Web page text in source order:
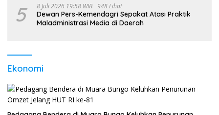
5 8 Juli 2026 19:58 WIB 948 Lihat
Dewan Pers-Kemendagri Sepakat Atasi Praktik
Maladministrasi Media di Daerah
Ekonomi